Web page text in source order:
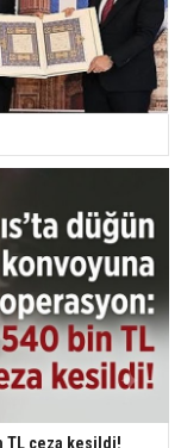
TL ceza kesildi!